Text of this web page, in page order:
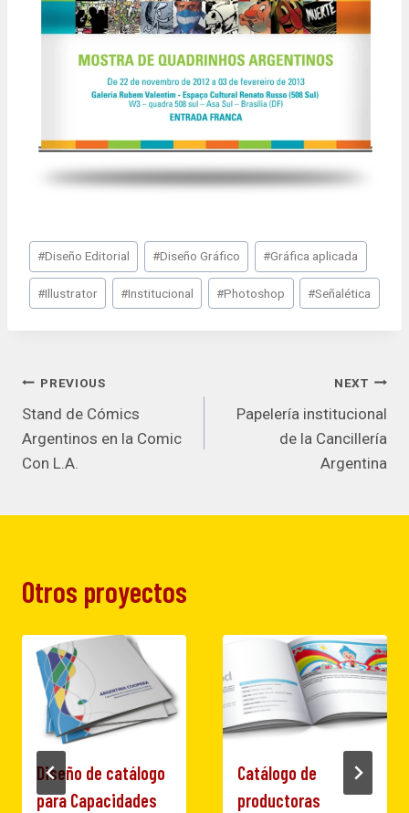
Post
Tags:
#Diseño Editorial #Diseño Gráfico #Gráfica aplicada
#Illustrator #Institucional #Photoshop #Señalética
Navegación
de
entradas
PREVIOUS
Stand de Cómics
Argentinos en la Comic
Con L.A.
NEXT
Papelería institucional
de la Cancillería
Argentina
Otros proyectos
Diseño de catálogo
para Capacidades
Catálogo de
productoras